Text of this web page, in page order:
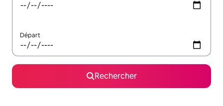
Départ
Rechercher